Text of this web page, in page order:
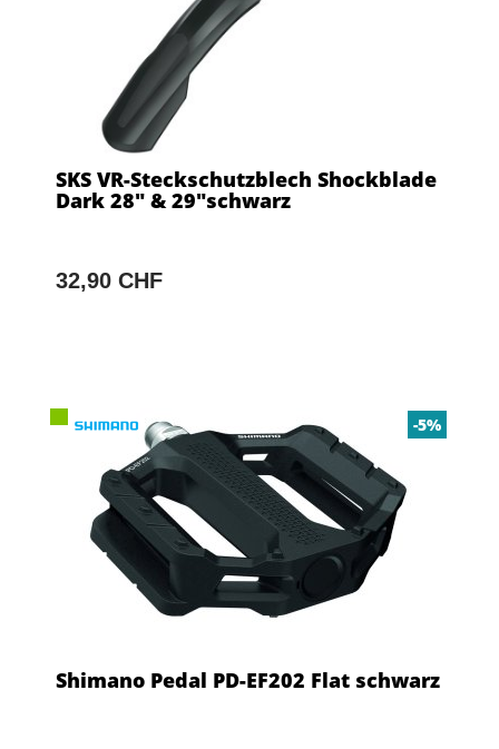
SKS VR-Steckschutzblech Shockblade
Dark 28" & 29"schwarz
32,90 CHF
-5%
Shimano Pedal PD-EF202 Flat schwarz